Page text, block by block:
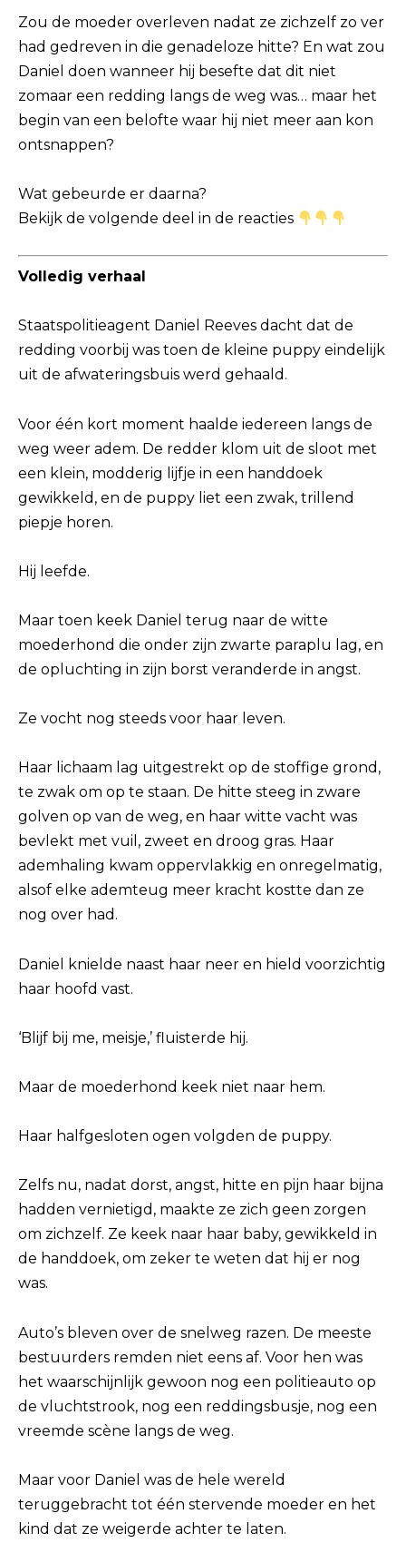
Zou de moeder overleven nadat ze zichzelf zo ver
had gedreven in die genadeloze hitte? En wat zou
Daniel doen wanneer hij besefte dat dit niet
zomaar een redding langs de weg was… maar het
begin van een belofte waar hij niet meer aan kon
ontsnappen?
Wat gebeurde er daarna?
Bekijk de volgende deel in de reacties
Volledig verhaal
Staatspolitieagent Daniel Reeves dacht dat de
redding voorbij was toen de kleine puppy eindelijk
uit de afwateringsbuis werd gehaald.
Voor één kort moment haalde iedereen langs de
weg weer adem. De redder klom uit de sloot met
een klein, modderig lijfje in een handdoek
gewikkeld, en de puppy liet een zwak, trillend
piepje horen.
Hij leefde.
Maar toen keek Daniel terug naar de witte
moederhond die onder zijn zwarte paraplu lag, en
de opluchting in zijn borst veranderde in angst.
Ze vocht nog steeds voor haar leven.
Haar lichaam lag uitgestrekt op de stoffige grond,
te zwak om op te staan. De hitte steeg in zware
golven op van de weg, en haar witte vacht was
bevlekt met vuil, zweet en droog gras. Haar
ademhaling kwam oppervlakkig en onregelmatig,
alsof elke ademteug meer kracht kostte dan ze
nog over had.
Daniel knielde naast haar neer en hield voorzichtig
haar hoofd vast.
‘Blijf bij me, meisje,’ fluisterde hij.
Maar de moederhond keek niet naar hem.
Haar halfgesloten ogen volgden de puppy.
Zelfs nu, nadat dorst, angst, hitte en pijn haar bijna
hadden vernietigd, maakte ze zich geen zorgen
om zichzelf. Ze keek naar haar baby, gewikkeld in
de handdoek, om zeker te weten dat hij er nog
was.
Auto’s bleven over de snelweg razen. De meeste
bestuurders remden niet eens af. Voor hen was
het waarschijnlijk gewoon nog een politieauto op
de vluchtstrook, nog een reddingsbusje, nog een
vreemde scène langs de weg.
Maar voor Daniel was de hele wereld
teruggebracht tot één stervende moeder en het
kind dat ze weigerde achter te laten.